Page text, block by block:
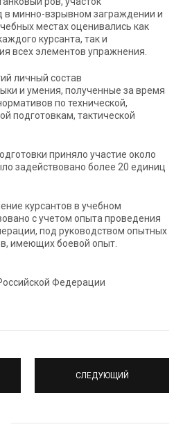
в минно-взрывном заграждении и
местах оценивались как
курсанта, так и
всех элементов упражнения.
личный состав
и умения, полученные за время
по технической,
подготовкам, тактической
приняло участие около
задействовано более 20 единиц
курсантов в учебном
с учетом опыта проведения
под руководством опытных
имеющих боевой опыт.
Федерации
СЛЕДУЮЩИЙ